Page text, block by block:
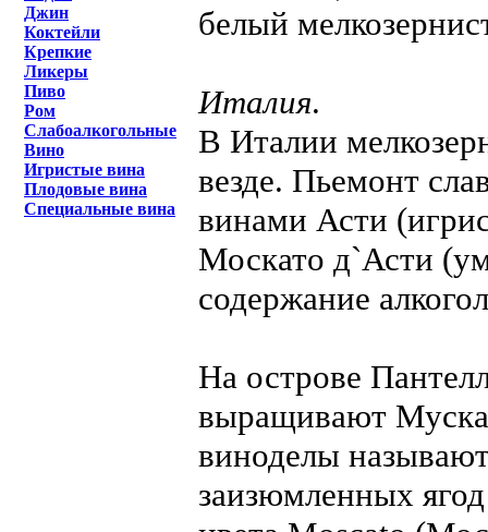
Джин
Коктейли
Крепкие
Ликеры
Пиво
Ром
Слабоалкогольные
Вино
Игристые вина
Плодовые вина
Специальные вина
белый
Италия.
В Италии
везде. Пьемонт
винами Асти
Москато д`Асти
содержание
На острове
выращивают
виноделы
заизюмленных